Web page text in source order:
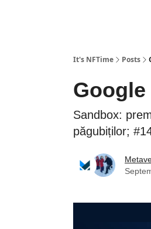
It's NFTime Posts
Sandbox:
păgubiților;